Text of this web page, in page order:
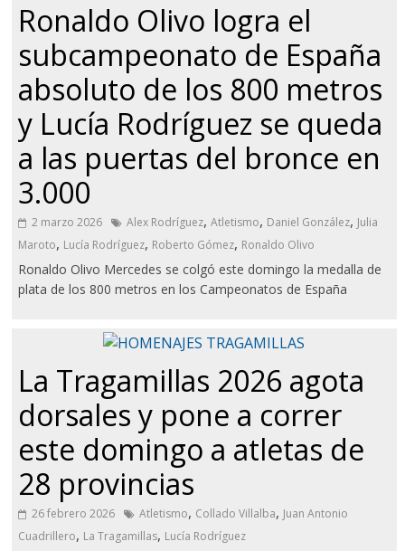
Ronaldo Olivo logra el
subcampeonato de España
absoluto de los 800 metros
y Lucía Rodríguez se queda
a las puertas del bronce en
3.000
2 marzo 2026 Alex Rodríguez,Atletismo, Daniel González, Julia
Maroto, Lucía Rodríguez, Roberto Gómez, Ronaldo Olivo
Ronaldo Olivo Mercedes se colgó este domingo la medalla de
plata de los 800 metros en los Campeonatos de España
La Tragamillas 2026 agota
dorsales y pone a correr
este domingo a atletas de
28 provincias
26 febrero 2026 Atletismo, Collado Villalba, Juan Antonio
Cuadrillero, La Tragamillas, Lucía Rodríguez